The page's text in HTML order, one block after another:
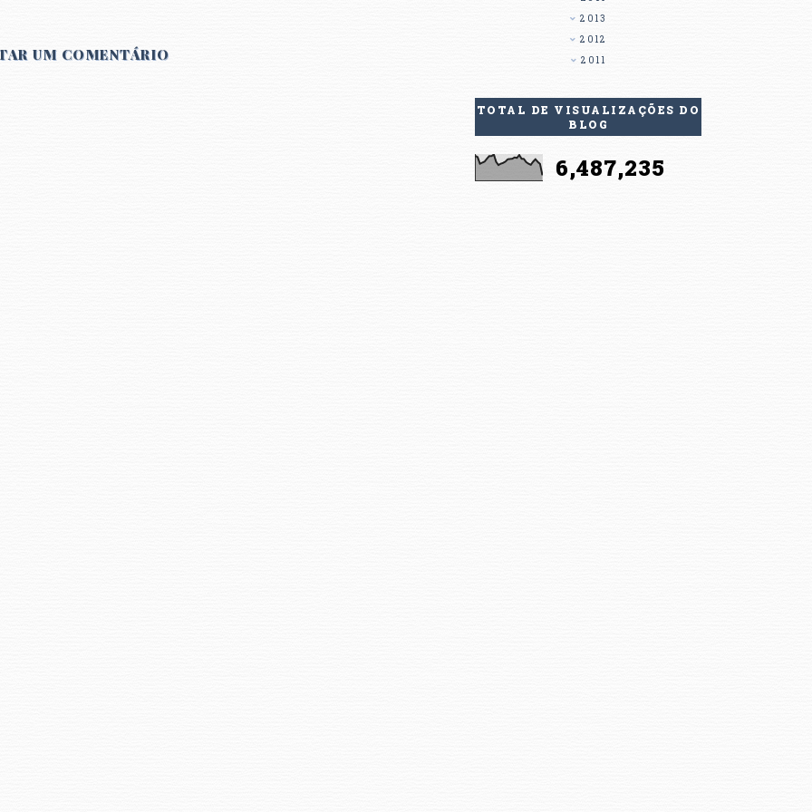
UM COMENTÁRIO
2013
2012
2011
TOTAL DE VISUALIZAÇÕES DO
BLOG
6,487,235